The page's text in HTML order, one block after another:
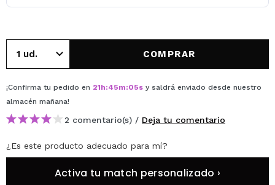
COMPRAR
¡Confirma tu pedido en 21h:45m:05s y saldrá enviado desde nuestro
almacén mañana!
2 comentario(s) / Deja tu comentario
¿Es este producto adecuado para mí?
Activa tu match personalizado ›